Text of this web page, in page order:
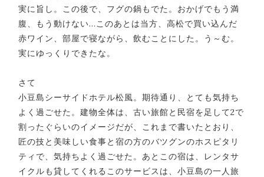
実に旨し。この後で、フグの鍋もでた。おかげでもう満
腹、もう動けない…このあとは当方、高松で買い込んだ
赤ワイン、部屋で寝ながら、飲むことにした。う～む。
実にゆっくりできたな。
さて
小豆島シーサイドホテル松風。期待通り、とても気持ち
よく過ごせた。建物全体は、古い旅館と民宿を足して2で
割ったぐらいのイメージだが、これまで書いたとおり、
匠の技と美味しい食事と宿の方のバツグンのホスピタリ
ティで、気持ちよく過ごせた。あとこの宿は、レンタサ
イクルも貸してくれるこのサービスは、小豆島の一人旅